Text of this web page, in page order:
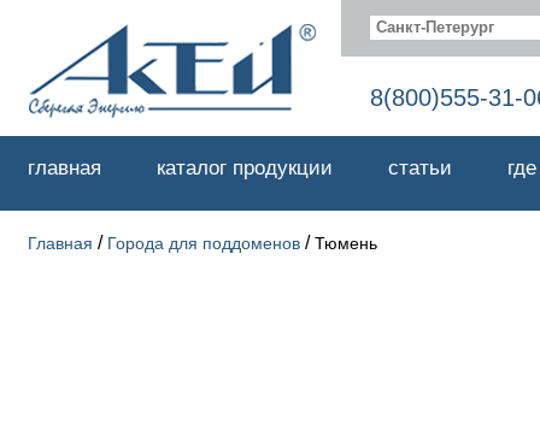
Санкт-Петерург
8(800)555-31-
главная каталог продукции статьи
Главная / Города для поддоменов /Тюмень